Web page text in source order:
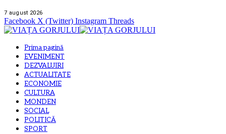
7 august 2026
Facebook X (Twitter) Instagram Threads
Prima pagină
EVENIMENT
DEZVALUIRI
ACTUALITATE
ECONOMIE
CULTURA
MONDEN
SOCIAL
POLITICĂ
SPORT